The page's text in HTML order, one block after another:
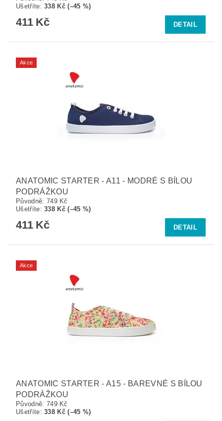
Ušetříte:338 Kč (–45 %)
411 Kč DETAIL
Akce
ANATOMIC STARTER - A11 - MODRÉ S BÍLOU
PODRÁŽKOU
Původně: 749 Kč
Ušetříte:338 Kč (–45 %)
411 Kč DETAIL
Akce
ANATOMIC STARTER - A15 - BAREVNÉ S BÍLOU
PODRÁŽKOU
Původně: 749 Kč
Ušetříte:338 Kč (–45 %)